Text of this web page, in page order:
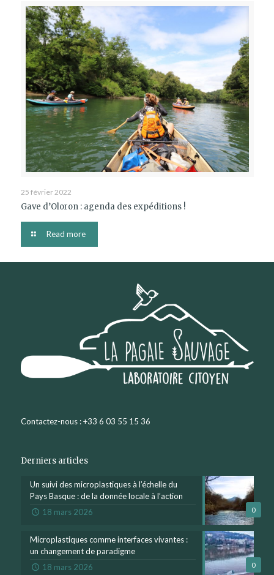
25 février 2022
Gave d’Oloron : agenda des expéditions !
Read more
Contactez-nous : +33 6 03 55 15 36
Derniers articles
0
Un suivi des microplastiques à l’échelle du
Pays Basque : de la donnée locale à l’action
18 mars 2026
0
Microplastiques comme interfaces vivantes :
un changement de paradigme
18 mars 2026